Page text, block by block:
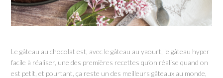
Le gâteau au chocolat est, avec le gâteau au yaourt, le gâteau hyper
facile à réaliser, une des premières recettes qu’on réalise quand on
est petit, et pourtant, ça reste un des meilleurs gâteaux au monde,